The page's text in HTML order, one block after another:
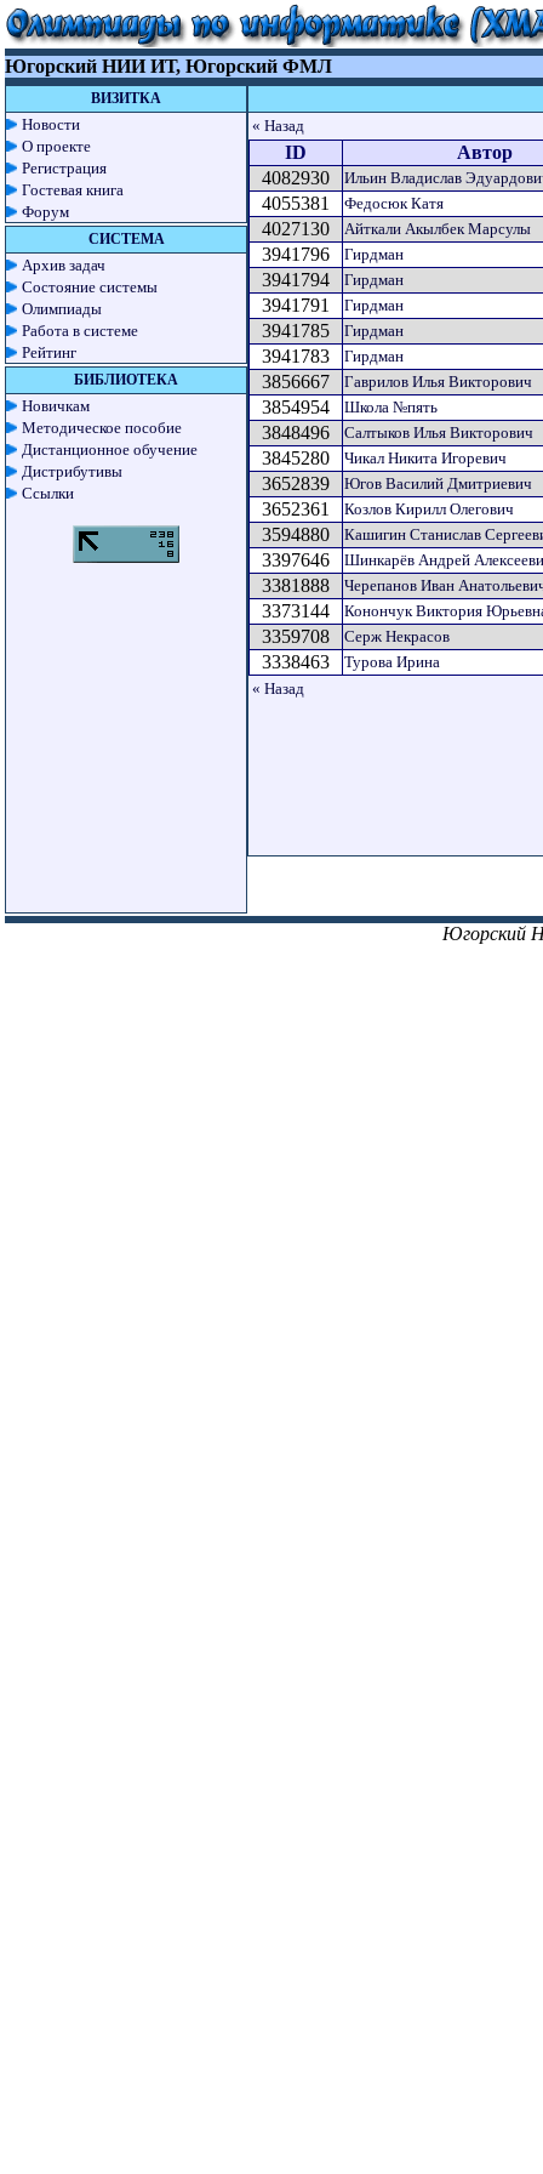
Югорский НИИ ИТ, Югорский ФМЛ
ВИЗИТКА
Новости
О проекте
Регистрация
Гостевая книга
Форум
СИСТЕМА
Архив задач
Состояние системы
Олимпиады
Работа в системе
Рейтинг
БИБЛИОТЕКА
Новичкам
Методическое пособие
Дистанционное обучение
Дистрибутивы
Ссылки
« Назад
ID
Автор
4082930
Ильин Владислав
4055381 Федосюк Катя
4027130 Айткали Акылбек Марсулы
3941796 Гирдман
3941794 Гирдман
3941791 Гирдман
3941785 Гирдман
3941783 Гирдман
3856667 Гаврилов Илья Викторович
3854954 Школа №пять
3848496 Салтыков Илья Викторович
3845280 Чикал Никита Игоревич
3652839 Югов Василий Дмитриевич
3652361 Козлов Кирилл Олегович
3594880 Кашигин Станислав
3397646 Шинкарёв Андрей
3381888 Черепанов Иван
3373144 Конончук Виктория
3359708 Серж Некрасов
3338463
Турова Ирина
« Назад
Югорский